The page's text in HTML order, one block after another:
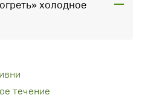
холодное
течение